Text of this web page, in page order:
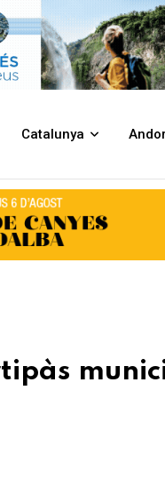
Catalunya
Martínez